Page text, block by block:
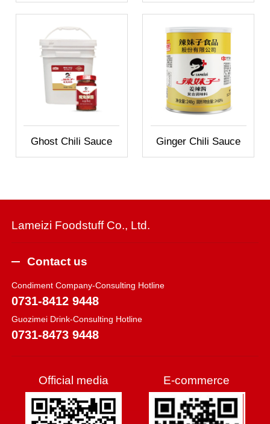
Ghost Chili Sauce Ginger Chili Sauce
Lameizi Foodstuff Co., Ltd.
Contact us
Condiment Company-Consulting Hotline
0731-8412 9448
Guozimei Drink-Consulting Hotline
0731-8473 9448
Official media E-commerce